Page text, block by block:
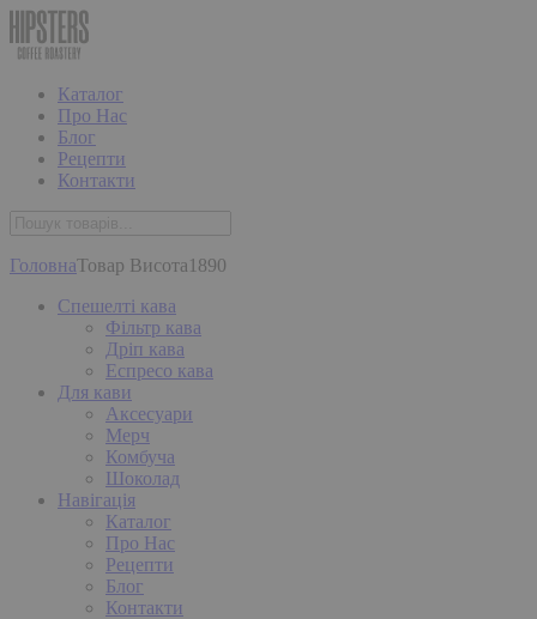
Каталог
Про Нас
Блог
Рецепти
Контакти
ГоловнаТовар Висота 1890
Спешелті кава
Фільтр кава
Дріп кава
Еспресо кава
Для кави
Аксесуари
Мерч
Комбуча
Шоколад
Навігація
Каталог
Про Нас
Рецепти
Блог
Контакти